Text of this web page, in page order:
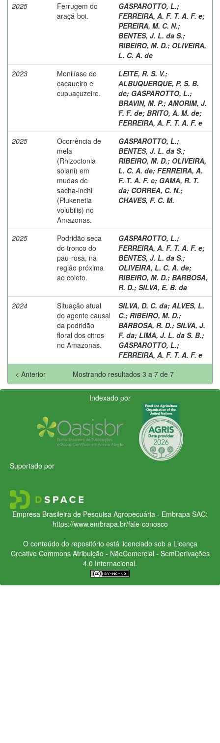
2025
Ferrugem do
araçá-boi.
GASPAROTTO, L.;
FERREIRA, A. F. T. A. F. e;
PEREIRA, M. C. N.;
BENTES, J. L. da S.;
RIBEIRO, M. D.; OLIVEIRA,
L. C. A. de
2023
Monilíase do
cacaueiro e
cupuaçuzeiro.
LEITE, R. S. V.;
ALBUQUERQUE, P. S. B.
de; GASPAROTTO, L.;
BRAVIN, M. P.; AMORIM, J.
F. F. de; BRITO, A. M. de;
FERREIRA, A. F. T. A. F. e
2025
Ocorrência de
mela
(Rhizoctonia
solani) em
mudas de
sacha-inchi
(Plukenetia
volubilis) no
Amazonas.
GASPAROTTO, L.;
BENTES, J. L. da S.;
RIBEIRO, M. D.; OLIVEIRA,
L. C. A. de; FERREIRA, A.
F. T. A. F. e; GAMA, R. T.
da; CORREA, C. N.;
CHAVES, F. C. M.
2025
Podridão seca
do tronco do
pau-rosa, na
região próxima
ao coleto.
GASPAROTTO, L.;
FERREIRA, A. F. T. A. F. e;
BENTES, J. L. da S.;
OLIVEIRA, L. C. A. de;
RIBEIRO, M. D.; BARBOSA,
R. D.; SILVA, E. B. da
2024
Situação atual
do agente causal
da podridão
floral dos citros
no Amazonas.
SILVA, D. C. da; ALVES, L.
C.; RIBEIRO, M. D.;
BARBOSA, R. D.; SILVA, J.
F. da; LIMA, J. L. da S. B.;
GASPAROTTO, L.;
FERREIRA, A. F. T. A. F. e
Mostrando resultados 3 a 7 de 7
< Anterior
Indexado por
Suportado por
Empresa Brasileira de Pesquisa Agropecuária - Embrapa SAC:
https://www.embrapa.br/fale-conosco
O conteúdo do repositório está licenciado sob a Licença
Creative CommonsAtribuição - NãoComercial - SemDerivações
4.0 Internacional.